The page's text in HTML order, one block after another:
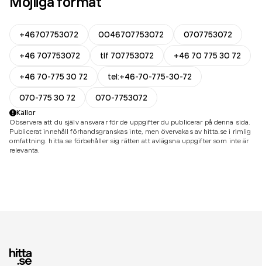
+46707753072 0046707753072
0707753072
+46 707753072
tlf 707753072
+46 70 775 30 72
+46 70-775 30 72
tel:+46-70-775-30-72
070-775 30 72
070-7753072
Källor
Observera att du själv ansvarar för de uppgifter du publicerar på denna sida.
Publicerat innehåll förhandsgranskas inte, men övervakas av hitta.se i rimlig
omfattning. hitta.se förbehåller sig rätten att avlägsna uppgifter som inte är
relevanta.